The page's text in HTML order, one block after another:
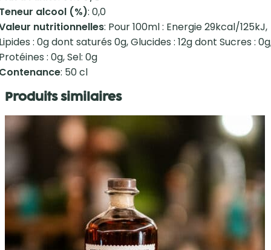
alcool (%): 0,0
nutritionnelles: Pour 100ml : Energie 29kcal/125kJ,
: 0g dont saturés 0g, Glucides : 12g dont Sucres :
: 0g, Sel: 0g
: 50 cl
Produits similaires